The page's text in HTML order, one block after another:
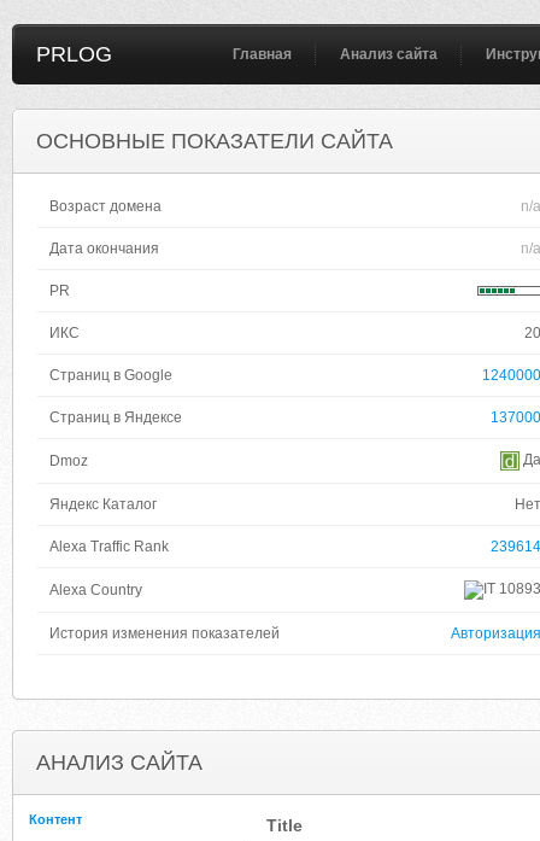
PRLOG Главная Анализ сайта
ОСНОВНЫЕ ПОКАЗАТЕЛИ САЙТА
Возраст домена n/a
Дата окончания n/a
PR
ИКС 20
Страниц в Google 1240000
Страниц в Яндексе 137000
Dmoz Да
Яндекс Каталог Нет
Alexa Traffic Rank 239614
Alexa Country 10893
История изменения показателей Авторизация
АНАЛИЗ САЙТА
Контент Title